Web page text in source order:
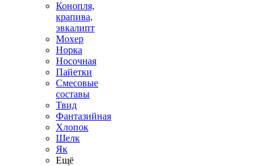
Конопля,
крапива,
эвкалипт
Мохер
Норка
Носочная
Пайетки
Смесовые
составы
Твид
Фантазийная
Хлопок
Шелк
Як
Ещё